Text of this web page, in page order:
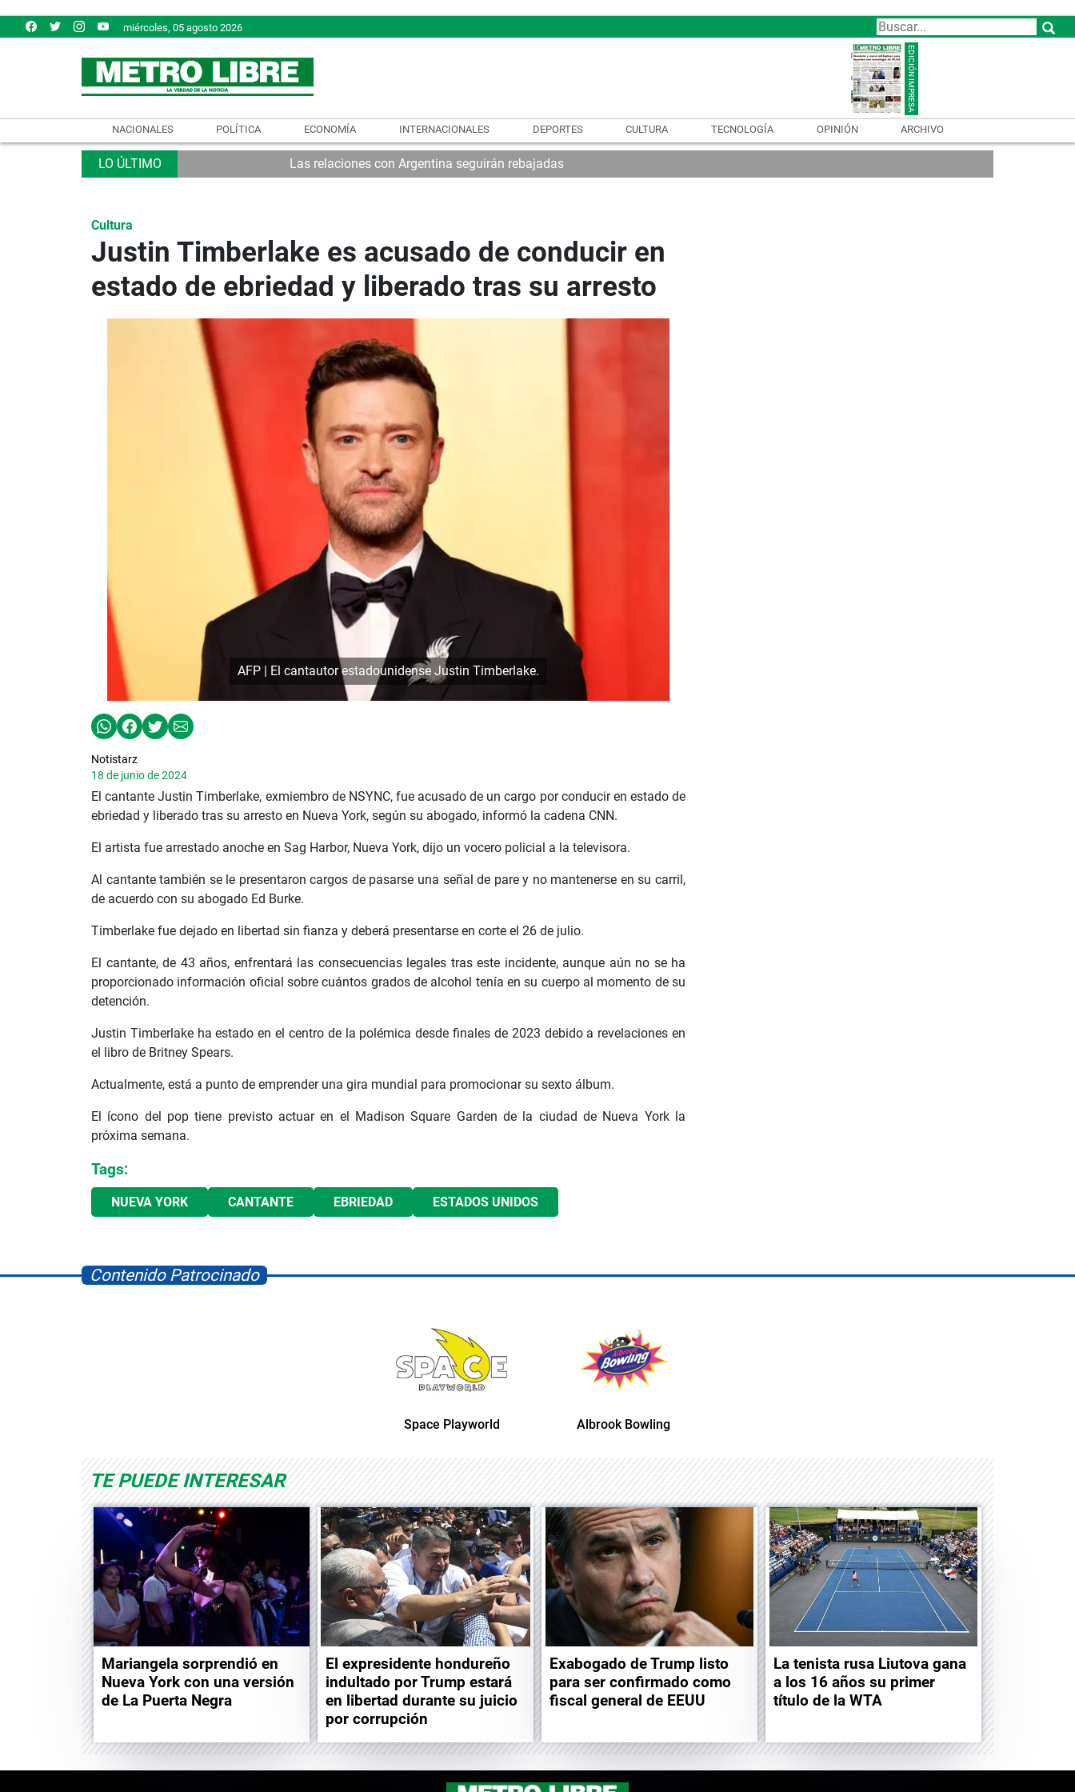
miércoles, 05 agosto 2026
NACIONALES POLÍTICA ECONOMÍA INTERNACIONALES DEPORTES CULTURA TECNOLOGÍA OPINIÓN ARCHIVO
Las relaciones con Argentina seguirán rebajadas
Cultura
Justin Timberlake es acusado de conducir en
estado de ebriedad y liberado tras su arresto
AFP | El cantautor estadounidense Justin Timberlake.
Notistarz
18 de junio de 2024
El cantante Justin Timberlake, exmiembro de NSYNC, fue acusado de un cargo por conducir en estado de
ebriedad y liberado tras su arresto en Nueva York, según su abogado, informó la cadena CNN.
El artista fue arrestado anoche en Sag Harbor, Nueva York, dijo un vocero policial a la televisora.
Al cantante también se le presentaron cargos de pasarse una señal de pare y no mantenerse en su carril,
de acuerdo con su abogado Ed Burke.
Timberlake fue dejado en libertad sin fianza y deberá presentarse en corte el 26 de julio.
El cantante, de 43 años, enfrentará las consecuencias legales tras este incidente, aunque aún no se ha
proporcionado información oficial sobre cuántos grados de alcohol tenía en su cuerpo al momento de su
detención.
Justin Timberlake ha estado en el centro de la polémica desde finales de 2023 debido a revelaciones en
el libro de Britney Spears.
Actualmente, está a punto de emprender una gira mundial para promocionar su sexto álbum.
El ícono del pop tiene previsto actuar en el Madison Square Garden de la ciudad de Nueva York la
próxima semana.
Tags:
NUEVA YORK CANTANTE EBRIEDAD ESTADOS UNIDOS
Contenido Patrocinado
Space Playworld Albrook Bowling
TE PUEDE INTERESAR
Mariangela sorprendió en
Nueva York con una versión
de La Puerta Negra
El expresidente hondureño
indultado por Trump estará
en libertad durante su juicio
por corrupción
Exabogado de Trump listo
para ser confirmado como
fiscal general de EEUU
La tenista rusa Liutova gana
a los 16 años su primer
título de la WTA